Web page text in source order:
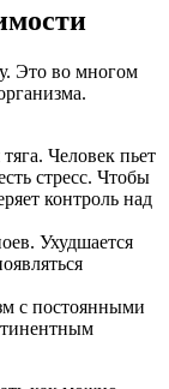
Это во многом
Человек пьет
стресс. Чтобы
контроль над
Ухудшается
с постоянными